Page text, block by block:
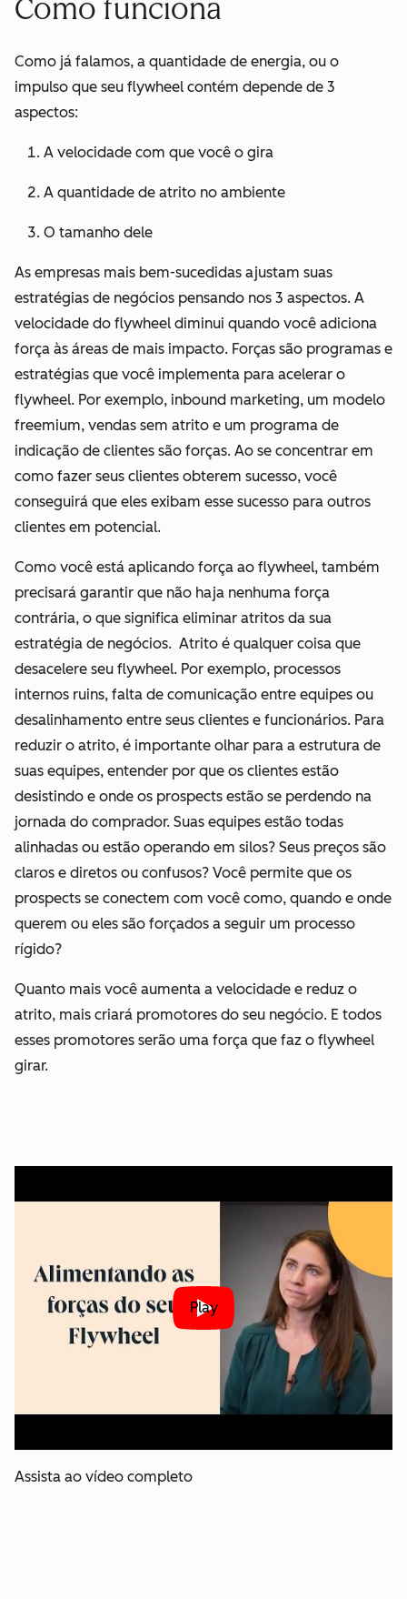
Como funciona
Como já falamos, a quantidade de energia, ou o
impulso que seu flywheel contém depende de 3
aspectos:
A velocidade com que você o gira
A quantidade de atrito no ambiente
O tamanho dele
As empresas mais bem-sucedidas ajustam suas
estratégias de negócios pensando nos 3 aspectos. A
velocidade do flywheel diminui quando você adiciona
força às áreas de mais impacto. Forças são programas e
estratégias que você implementa para acelerar o
flywheel. Por exemplo, inbound marketing, um modelo
freemium, vendas sem atrito e um programa de
indicação de clientes são forças. Ao se concentrar em
como fazer seus clientes obterem sucesso, você
conseguirá que eles exibam esse sucesso para outros
clientes em potencial.
Como você está aplicando força ao flywheel, também
precisará garantir que não haja nenhuma força
contrária, o que significa eliminar atritos da sua
estratégia de negócios. Atrito é qualquer coisa que
desacelere seu flywheel. Por exemplo, processos
internos ruins, falta de comunicação entre equipes ou
desalinhamento entre seus clientes e funcionários. Para
reduzir o atrito, é importante olhar para a estrutura de
suas equipes, entender por que os clientes estão
desistindo e onde os prospects estão se perdendo na
jornada do comprador. Suas equipes estão todas
alinhadas ou estão operando em silos? Seus preços são
claros e diretos ou confusos? Você permite que os
prospects se conectem com você como, quando e onde
querem ou eles são forçados a seguir um processo
rígido?
Quanto mais você aumenta a velocidade e reduz o
atrito, mais criará promotores do seu negócio. E todos
esses promotores serão uma força que faz o flywheel
girar.
Play
Assista ao vídeo completo